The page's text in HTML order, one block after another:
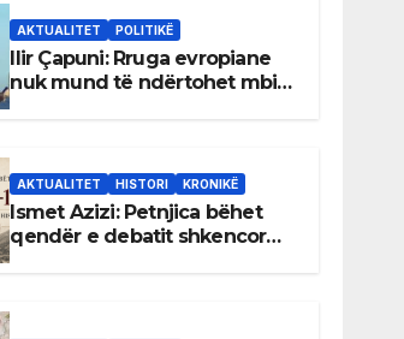
AKTUALITET POLITIKË
Ilir Çapuni: Rruga evropiane
nuk mund të ndërtohet mbi
AKTUALITET HISTORI KRONIKË
Ismet Azizi: Petnjica bëhet
qendër e debatit shkencor